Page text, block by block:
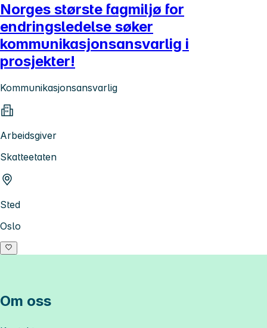
Norges største fagmiljø for
endringsledelse søker
kommunikasjonsansvarlig i
prosjekter!
Kommunikasjonsansvarlig
Arbeidsgiver
Skatteetaten
Sted
Oslo
Om oss